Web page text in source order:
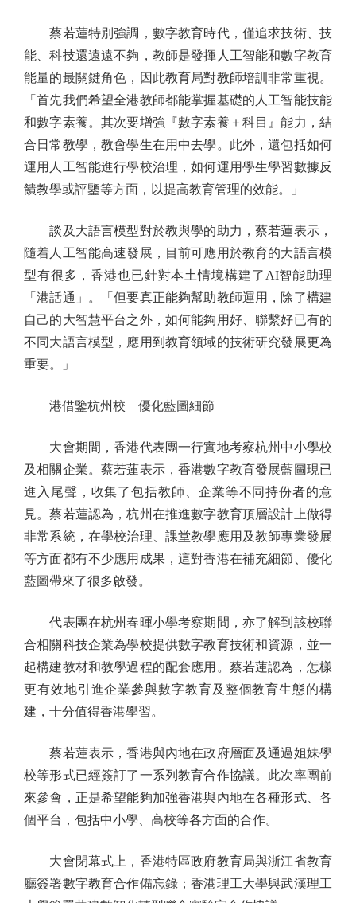
蔡若蓮特別強調，數字教育時代，僅追求技術、技
能、科技還遠遠不夠，教師是發揮人工智能和數字教育
能量的最關鍵角色，因此教育局對教師培訓非常重視。
「首先我們希望全港教師都能掌握基礎的人工智能技能
和數字素養。其次要增強『數字素養＋科目』能力，結
合日常教學，教會學生在用中去學。此外，還包括如何
運用人工智能進行學校治理，如何運用學生學習數據反
饋教學或評鑒等方面，以提高教育管理的效能。」
談及大語言模型對於教與學的助力，蔡若蓮表示，
隨着人工智能高速發展，目前可應用於教育的大語言模
型有很多，香港也已針對本土情境構建了AI智能助理
「港話通」。「但要真正能夠幫助教師運用，除了構建
自己的大智慧平台之外，如何能夠用好、聯繫好已有的
不同大語言模型，應用到教育領域的技術研究發展更為
重要。」
港借鑒杭州校 優化藍圖細節
大會期間，香港代表團一行實地考察杭州中小學校
及相關企業。蔡若蓮表示，香港數字教育發展藍圖現已
進入尾聲，收集了包括教師、企業等不同持份者的意
見。蔡若蓮認為，杭州在推進數字教育頂層設計上做得
非常系統，在學校治理、課堂教學應用及教師專業發展
等方面都有不少應用成果，這對香港在補充細節、優化
藍圖帶來了很多啟發。
代表團在杭州春暉小學考察期間，亦了解到該校聯
合相關科技企業為學校提供數字教育技術和資源，並一
起構建教材和教學過程的配套應用。蔡若蓮認為，怎樣
更有效地引進企業參與數字教育及整個教育生態的構
建，十分值得香港學習。
蔡若蓮表示，香港與內地在政府層面及通過姐妹學
校等形式已經簽訂了一系列教育合作協議。此次率團前
來參會，正是希望能夠加強香港與內地在各種形式、各
個平台，包括中小學、高校等各方面的合作。
大會閉幕式上，香港特區政府教育局與浙江省教育
廳簽署數字教育合作備忘錄；香港理工大學與武漢理工